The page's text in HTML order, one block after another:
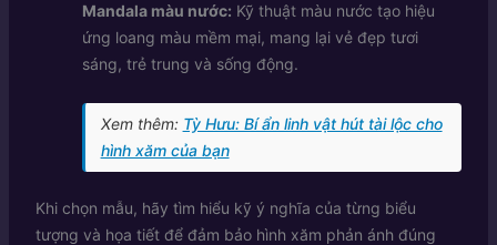
Mandala màu nước: Kỹ thuật màu nước tạo hiệu
ứng loang màu mềm mại, mang lại vẻ đẹp tươi
sáng, trẻ trung và sống động.
Xem thêm: Tỳ Hưu: Bí ẩn linh vật hút tài lộc cho
hình xăm của bạn
Khi chọn mẫu, hãy tìm hiểu kỹ ý nghĩa của từng biểu
tượng và họa tiết để đảm bảo hình xăm phản ánh đúng